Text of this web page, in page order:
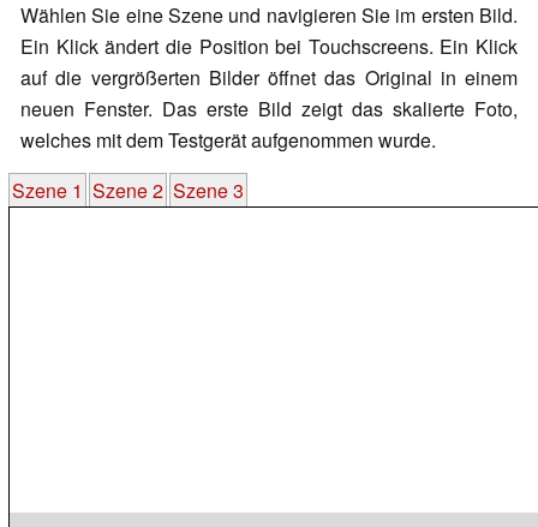
Wählen Sie eine Szene und navigieren Sie im ersten Bild.
Ein Klick ändert die Position bei Touchscreens. Ein Klick
auf die vergrößerten Bilder öffnet das Original in einem
neuen Fenster. Das erste Bild zeigt das skalierte Foto,
welches mit dem Testgerät aufgenommen wurde.
Szene 1 Szene 2 Szene 3